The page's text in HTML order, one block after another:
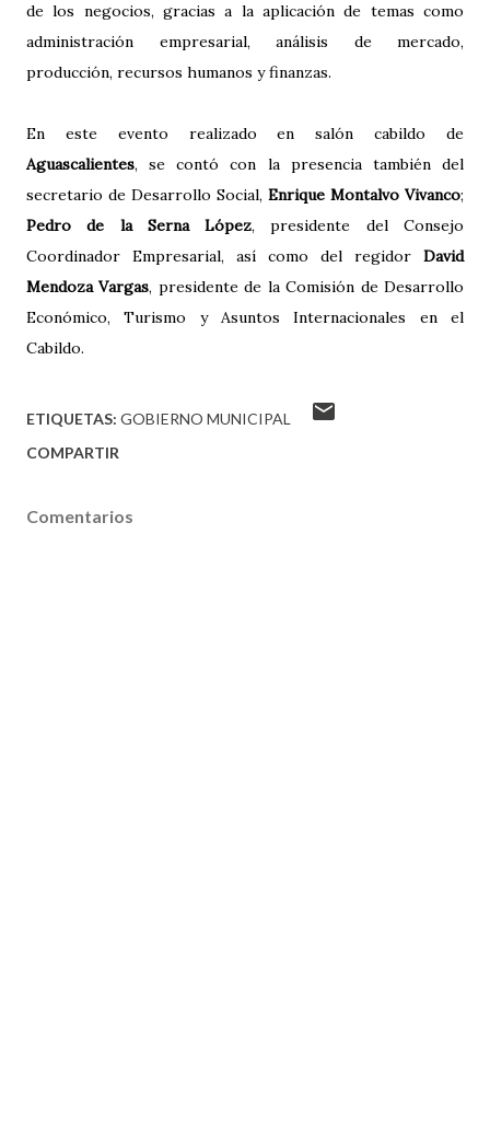
de los negocios, gracias a la aplicación de temas como
administración empresarial, análisis de mercado,
producción, recursos humanos y finanzas.
En este evento realizado en salón cabildo de
Aguascalientes, se contó con la presencia también del
secretario de Desarrollo Social, Enrique Montalvo Vivanco;
Pedro de la Serna López, presidente del Consejo
Coordinador Empresarial, así como del regidor David
Mendoza Vargas, presidente de la Comisión de Desarrollo
Económico, Turismo y Asuntos Internacionales en el
Cabildo.
ETIQUETAS: GOBIERNO MUNICIPAL
COMPARTIR
Comentarios